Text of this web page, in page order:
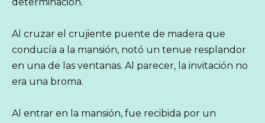
Al cruzar el crujiente puente de madera que
conducía a la mansión, notó un tenue resplandor
en una de las ventanas. Al parecer, la invitación no
era una broma.
Al entrar en la mansión, fue recibida por un